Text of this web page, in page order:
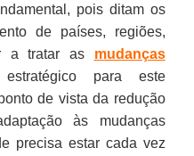
pois ditam os
de países, regiões,
a tratar as mudanças
para este
de vista da redução
às mudanças
precisa estar cada vez